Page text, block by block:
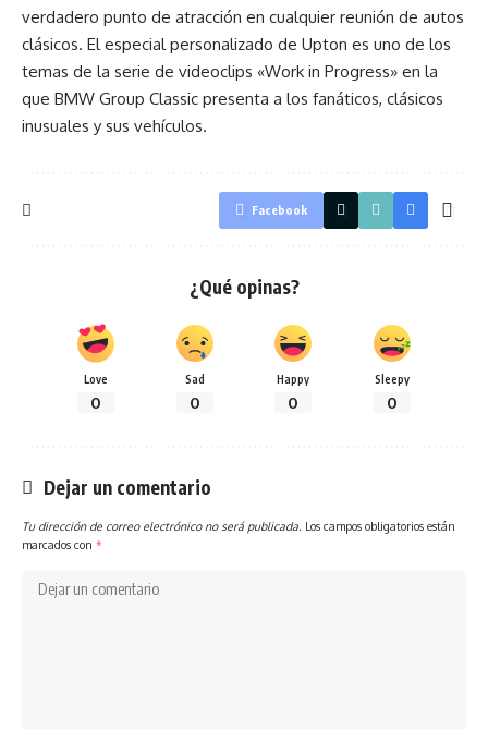
verdadero punto de atracción en cualquier reunión de autos
clásicos. El especial personalizado de Upton es uno de los
temas de la serie de videoclips «Work in Progress» en la
que BMW Group Classic presenta a los fanáticos, clásicos
inusuales y sus vehículos.
Facebook
¿Qué opinas?
Love
0
Sad
0
Happy
0
Sleepy
0
Dejar un comentario
Tu dirección de correo electrónico no será publicada. Los campos obligatorios están
marcados con *